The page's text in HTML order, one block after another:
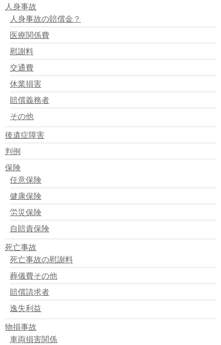
長野県でバスとトラック衝突
コンビにに激突
四つ木で作業員はねられる
正面衝突で２人死亡
車バックして診療室に激突
兄弟の衝突事故
島根県 トンネル内で衝突事故
１５年前後にわたり偽造
無免許でひき逃げ
埼玉県 交通事故死亡者急増
バイクと自動車の衝突事故 一人死亡
人身事故
人身事故の賠償金？
医療関係費
慰謝料
交通費
休業損害
賠償義務者
その他
後遺症障害
判例
保険
任意保険
健康保険
労災保険
自賠責保険
死亡事故
死亡事故の慰謝料
葬儀費その他
賠償請求者
逸失利益
物損事故
車両損害関係